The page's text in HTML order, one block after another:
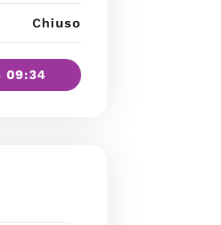
Chiuso
09:34